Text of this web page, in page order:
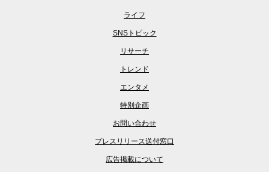
ライフ
SNSトピック
リサーチ
トレンド
エンタメ
特別企画
お問い合わせ
プレスリリース送付窓口
広告掲載について